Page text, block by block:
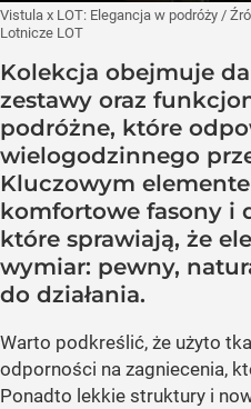
Vistula x LOT: Elegancja w podróży /
Lotnicze LOT
Kolekcja obejmuje
zestawy oraz
podróżne, które
wielogodzinnego
Kluczowym
komfortowe fasony i
które sprawiają, że
wymiar: pewny,
do działania.
Warto podkreślić, że użyto
odporności na zagniecenia,
Ponadto lekkie struktury i